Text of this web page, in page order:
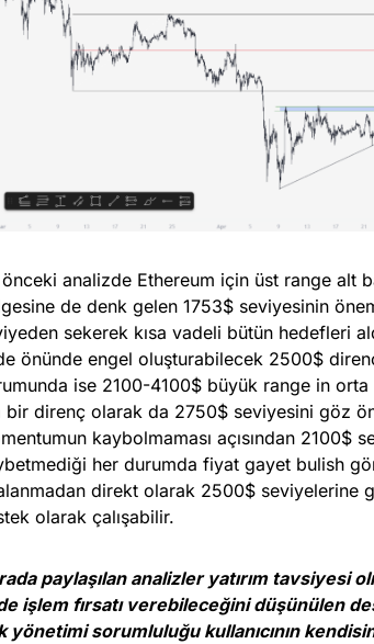
analizde Ethereum için üst range alt
de denk gelen 1753$ seviyesinin
sekerek kısa vadeli bütün hedefleri
önünde engel oluşturabilecek 2500$
ise 2100-4100$ büyük range in
bir direnç olarak da 2750$ seviyesini göz
kaybolmaması açısından 2100$
her durumda fiyat gayet bulish
direkt olarak 2500$ seviyelerine
olarak çalışabilir.
paylaşılan analizler yatırım tavsiyesi
işlem fırsatı verebileceğini düşünülen
yönetimi sorumluluğu kullanıcının